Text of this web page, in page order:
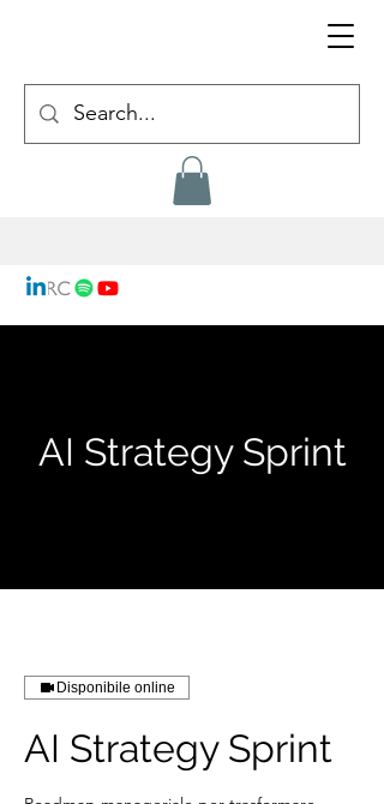
AI Strategy Sprint
Disponibile online
AI Strategy Sprint